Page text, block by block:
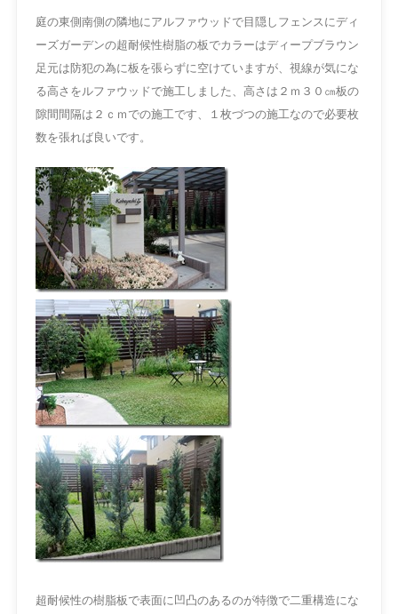
庭の東側南側の隣地にアルファウッドで目隠しフェンスにディ
ーズガーデンの超耐候性樹脂の板でカラーはディープブラウン
足元は防犯の為に板を張らずに空けていますが、視線が気にな
る高さをルファウッドで施工しました、高さは２ｍ３０㎝板の
隙間間隔は２ｃｍでの施工です、１枚づつの施工なので必要枚
数を張れば良いです。
超耐候性の樹脂板で表面に凹凸のあるのが特徴で二重構造にな